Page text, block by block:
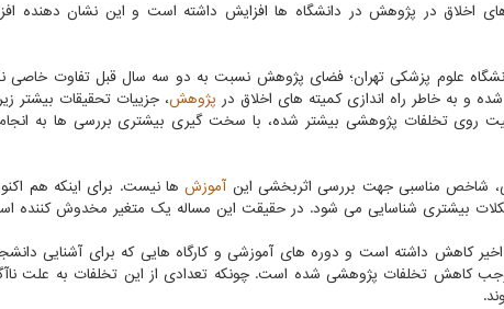
اخلاق در پژوهش در دانشگاه ها افزایش داشته است و این نشان دهنده
دانشگاه علوم پزشکی تهران؛ فضای پژوهش نسبت به دو سه سال قبل تفاوت خاصی
و به خاطر راه اندازی کمیته های اخلاق در پژوهش، جزییات تحقیقات بیشتر
روی تخلفات پژوهشی بیشتر شده، با سخت گیری بیشتری بررسی ها به
شاخص مناسبی جهت بررسی اثربخشی این آموزشها نیست. برای اینکه هم
بیشتری شناسایی می شود. در حقیقت این مساله یک متغیر مخدوش کننده
کاهش داشته است و دوره های آموزشی و کارگاه هایی که برای آشنایی
کاهش تخلفات پژوهشی شده است. چونکه تعدادی از این تخلفات به علت